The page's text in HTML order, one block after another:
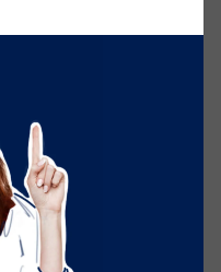
renforcé
proches de vos
effort